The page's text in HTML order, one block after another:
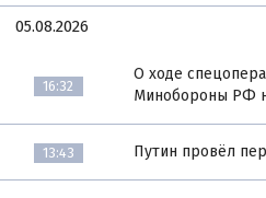
05.08.2026
16:32
О ходе
Минобороны РФ
13:43 Путин провёл